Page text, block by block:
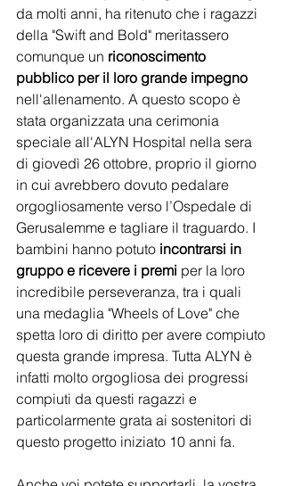
da molti anni, ha ritenuto che i ragazzi
della "Swift and Bold" meritassero
comunque un riconoscimento
pubblico per il loro grande impegno
nell'allenamento. A questo scopo è
stata organizzata una cerimonia
speciale all'ALYN Hospital nella sera
di giovedì 26 ottobre, proprio il giorno
in cui avrebbero dovuto pedalare
orgogliosamente verso l’Ospedale di
Gerusalemme e tagliare il traguardo. I
bambini hanno potuto incontrarsi in
gruppo e ricevere i premi per la loro
incredibile perseveranza, tra i quali
una medaglia "Wheels of Love" che
spetta loro di diritto per avere compiuto
questa grande impresa. Tutta ALYN è
infatti molto orgogliosa dei progressi
compiuti da questi ragazzi e
particolarmente grata ai sostenitori di
questo progetto iniziato 10 anni fa.